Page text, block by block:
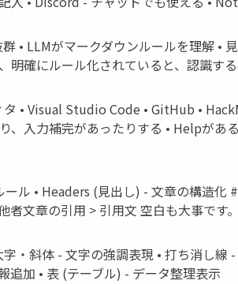
• LLMがマークダウンルールを理解 •
明確にルール化されていると、認識す
• Visual Studio Code • GitHub •
、入力補完があったりする • Helpがあ
ル • Headers (見出し) - 文章の構造
文章の引用 > 引用文 空白も大事です
・斜体 - 文字の強調表現 • 打ち消し線
追加 • 表 (テーブル) - データ整理表示